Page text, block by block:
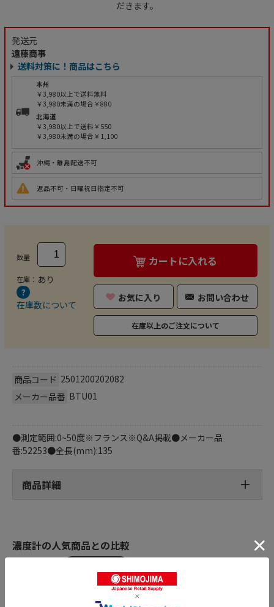
だきます。
発送元
遠藤商事
送料対策に！商品はこちら
本州
￥3,980以上で送料無料
￥3,980未満の場合￥880
北海道
￥3,980以上で送料￥550
￥3,980未満の場合￥1,100
沖縄・離島配送不可
返品不可・日曜祝日指定不可
数量
在庫： あり
在庫数について
カートに入れる
お気に入り お問い合わせ
在庫以上のご注文について
商品コード 2501200202082
メーカー品番 BTU01
●測定範囲:0~50度※フランス※Q&A掲載●メーカー品
番:52253●全長(mm):135
商品詳細
濃度計の人気商品との比較